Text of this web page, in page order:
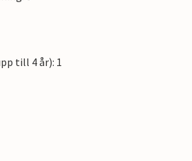
till 4 år): 1